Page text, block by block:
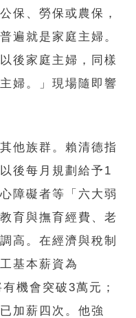
保、勞保或農保，
遍就是家庭主婦。
後家庭主婦，同樣
婦。」現場隨即響
他族群。賴清德指
後每月規劃給予1
障礙者等「六大弱
育與撫育經費、老
高。在經濟與稅制
基本薪資為
機會突破3萬元；
加薪四次。他強